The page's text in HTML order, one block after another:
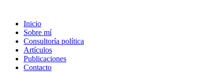
Inicio
Sobre mí
Consultoría política
Artículos
Publicaciones
Contacto